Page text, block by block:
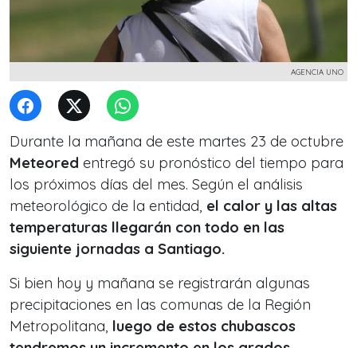
AGENCIA UNO
Durante la mañana de este martes 23 de octubre
Meteored entregó su pronóstico del tiempo para
los próximos días del mes. Según el análisis
meteorológico de la entidad, el calor y las altas
temperaturas llegarán con todo en las
siguiente jornadas a Santiago.
Si bien hoy y mañana se registrarán algunas
precipitaciones en las comunas de la Región
Metropolitana, luego de estos chubascos